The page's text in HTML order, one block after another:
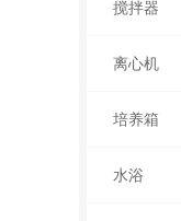
搅拌器
离心机
培养箱
水浴